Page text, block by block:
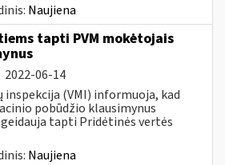
Naujiena
tapti PVM mokėtojais
2022-06-14
inspekcija (VMI) informuoja, kad
pobūdžio klausimynus
tapti Pridėtinės vertės
Naujiena